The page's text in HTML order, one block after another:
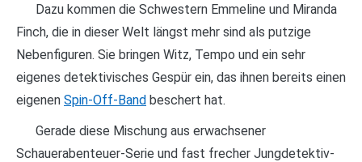
Dazu kommen die Schwestern Emmeline und Miranda
Finch, die in dieser Welt längst mehr sind als putzige
Nebenfiguren. Sie bringen Witz, Tempo und ein sehr
eigenes detektivisches Gespür ein, das ihnen bereits einen
eigenen Spin-Off-Band beschert hat.
Gerade diese Mischung aus erwachsener
Schauerabenteuer-Serie und fast frecher Jungdetektiv-